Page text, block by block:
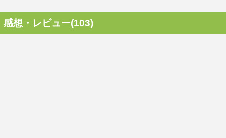
感想・レビュー(103)